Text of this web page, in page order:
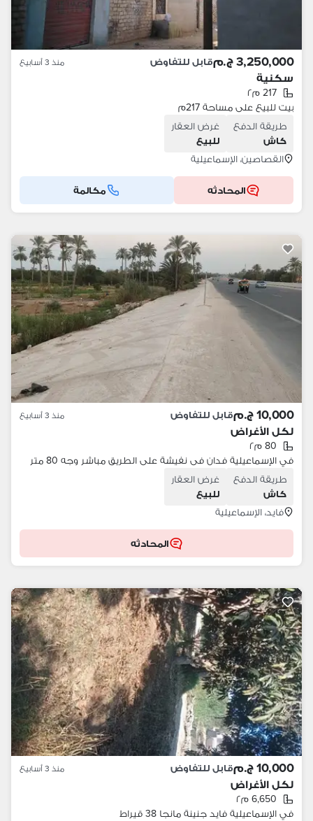
3,250,000 ج.م قابل للتفاوض منذ 3 أسابيع
سكنية
217 م٢
بيت للبيع على مساحة 217م
طريقة الدفع
كاش
غرض العقار
للبيع
القصاصين، الإسماعيلية
المحادثه مكالمة
10,000 ج.م قابل للتفاوض منذ 3 أسابيع
لكل الأغراض
80 م٢
في الإسماعيلية فدان فى نفيشة على الطريق مباشر وجه 80 متر
طريقة الدفع
كاش
غرض العقار
للبيع
فايد، الإسماعيلية
المحادثه
10,000 ج.م قابل للتفاوض منذ 3 أسابيع
لكل الأغراض
6,650 م٢
في الإسماعيلية فايد جنينة مانجا 38 قيراط